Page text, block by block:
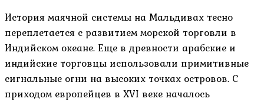
История маячной системы на Мальдивах тесно
переплетается с развитием морской торговли в
Индийском океане. Еще в древности арабские и
индийские торговцы использовали примитивные
сигнальные огни на высоких точках островов. С
приходом европейцев в XVI веке началось